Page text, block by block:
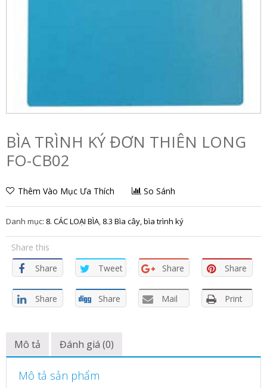
BÌA TRÌNH KÝ ĐƠN THIÊN LONG
FO-CB02
Thêm Vào Mục Ưa Thích So Sánh
Danh mục: 8. CÁC LOẠI BÌA, 8.3 Bìa cây, bìa trình ký
Share this
Share
Tweet Share Share
Share Share Mail Print
Mô tả Đánh giá (0)
Mô tả sản phẩm